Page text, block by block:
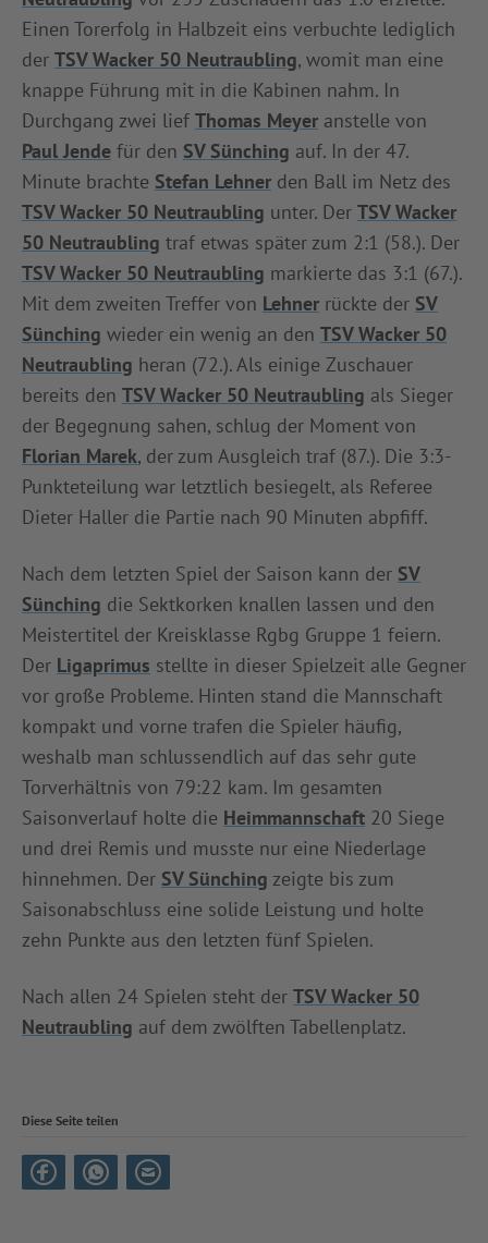
Einen Torerfolg in Halbzeit eins verbuchte lediglich
der TSV Wacker 50 Neutraubling, womit man eine
knappe Führung mit in die Kabinen nahm. In
Durchgang zwei lief Thomas Meyer anstelle von
Paul Jende für den SV Sünching auf. In der 47.
Minute brachte Stefan Lehner den Ball im Netz des
TSV Wacker 50 Neutraubling unter. Der TSV Wacker
50 Neutraubling traf etwas später zum 2:1 (58.). Der
TSV Wacker 50 Neutraubling markierte das 3:1 (67.).
Mit dem zweiten Treffer von Lehner rückte der SV
Sünching wieder ein wenig an den TSV Wacker 50
Neutraubling heran (72.). Als einige Zuschauer
bereits den TSV Wacker 50 Neutraubling als Sieger
der Begegnung sahen, schlug der Moment von
Florian Marek, der zum Ausgleich traf (87.). Die 3:3-
Punkteteilung war letztlich besiegelt, als Referee
Dieter Haller die Partie nach 90 Minuten abpfiff.
Nach dem letzten Spiel der Saison kann der SV
Sünching die Sektkorken knallen lassen und den
Meistertitel der Kreisklasse Rgbg Gruppe 1 feiern.
Der Ligaprimus stellte in dieser Spielzeit alle Gegner
vor große Probleme. Hinten stand die Mannschaft
kompakt und vorne trafen die Spieler häufig,
weshalb man schlussendlich auf das sehr gute
Torverhältnis von 79:22 kam. Im gesamten
Saisonverlauf holte die Heimmannschaft 20 Siege
und drei Remis und musste nur eine Niederlage
hinnehmen. Der SV Sünching zeigte bis zum
Saisonabschluss eine solide Leistung und holte
zehn Punkte aus den letzten fünf Spielen.
Nach allen 24 Spielen steht der TSV Wacker 50
Neutraubling auf dem zwölften Tabellenplatz.
Diese Seite teilen